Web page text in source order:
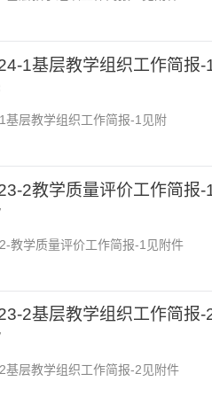
1基层教学组织工作简报-
基层教学组织工作简报-1见附
2教学质量评价工作简报-
教学质量评价工作简报-1见附件
2基层教学组织工作简报-
基层教学组织工作简报-2见附件